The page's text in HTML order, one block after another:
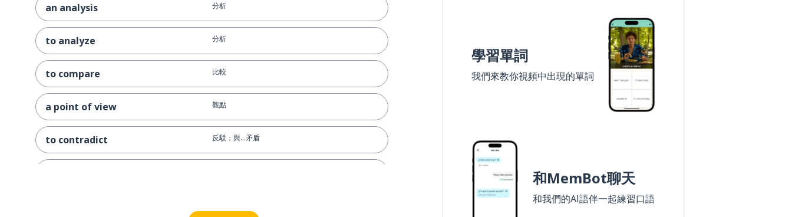
an analysis 分析
to analyze 分析
to compare 比較
a point of view 觀點
to contradict 反駁；與...矛盾
學習單詞
我們來教你視頻中出現的單詞
和MemBot聊天
和我們的AI語伴一起練習口語